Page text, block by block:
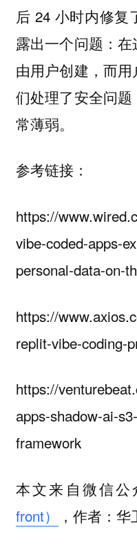
后 24 小时内修复
露出一个问题：
由用户创建，而
们处理了安全问
常薄弱。
参考链接：
https://
vibe-coded-apps-
personal-data-on-
https://
replit-vibe-coding-
https://
apps-shadow-ai-
framework
本文来自微信公
front）
，作者：华